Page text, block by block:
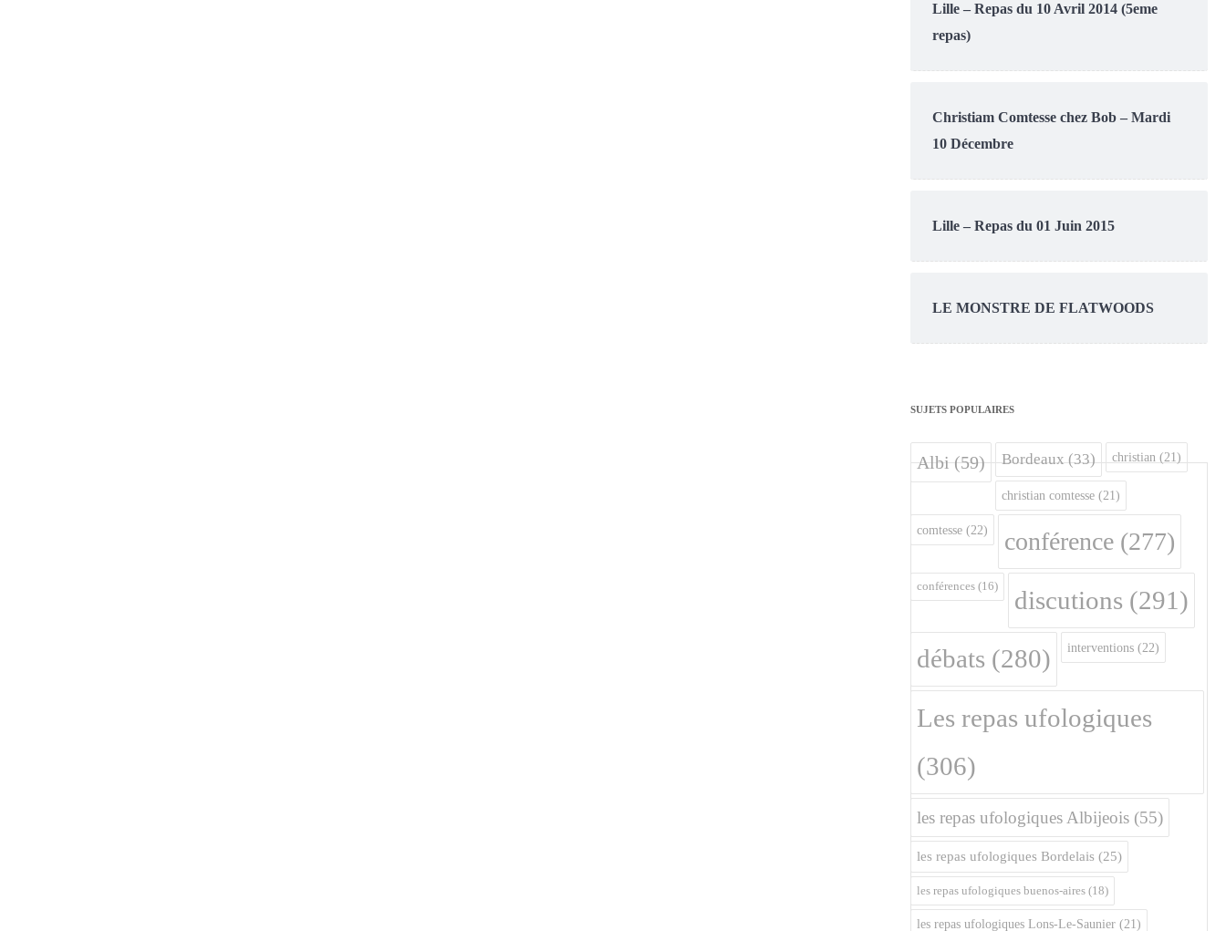
Lille – Repas du 10 Avril 2014 (5eme
repas)
Christiam Comtesse chez Bob – Mardi
10 Décembre
Lille – Repas du 01 Juin 2015
LE MONSTRE DE FLATWOODS
SUJETS POPULAIRES
Albi(59) Bordeaux(33) christian (21)
christian comtesse (21)
comtesse (22) conférence (277)
conférences (16) discutions (291)
débats (280) interventions (22)
Les repas ufologiques
(306)
les repas ufologiques Albijeois (55)
les repas ufologiques Bordelais (25)
les repas ufologiques buenos-aires (18)
les repas ufologiques Lons-Le-Saunier (21)